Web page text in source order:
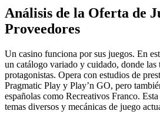
Análisis de la Oferta de
Proveedores
Un casino funciona por sus juegos. En
un catálogo variado y cuidado, donde las
protagonistas. Opera con estudios de
Pragmatic Play y Play’n GO, pero
españolas como Recreativos Franco.
temas diversos y mecánicas de juego